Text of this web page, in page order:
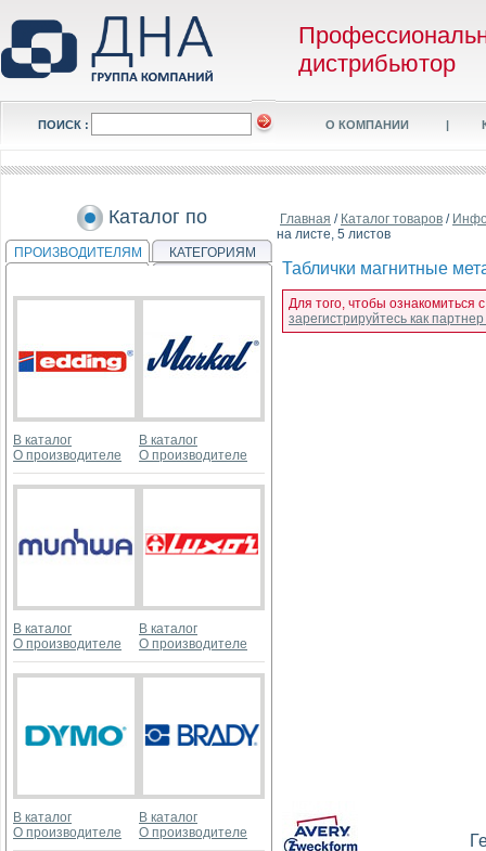
дистрибьютор
ПОИСК : О КОМПАНИИ |
Каталог по
ПРОИЗВОДИТЕЛЯМ КАТЕГОРИЯМ
В каталог
О производителе
В каталог
О производителе
В каталог
О производителе
В каталог
О производителе
В каталог
О производителе
В каталог
О производителе
Главная / Каталог товаров /
на листе, 5 листов
Таблички магнитные
Для того, чтобы ознакомиться
зарегистрируйтесь как